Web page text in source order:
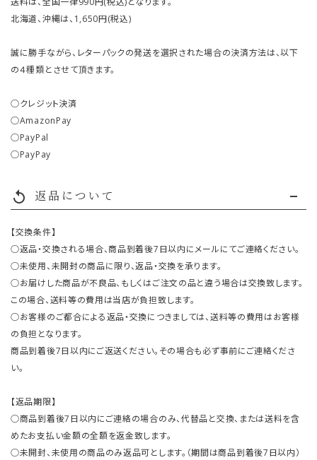
北海道、沖縄は、1,650円(税込)
誠に勝手ながら、レターパックの発送を選択された場合の決済方法は、以下
の４種類とさせて頂きます。
○クレジット決済
○AmazonPay
○PayPal
○PayPay
replay 返品について
【交換条件】
○返品・交換される場合、商品到着後7日以内にメールにてご連絡ください。
○未使用、未開封の商品に限り、返品・交換を承ります。
○お届けした商品が不良品、もしくはご注文の品と違う場合は交換致します。
この場合、送料等の費用は当店が負担致します。
○お客様のご都合による返品・交換につきましては、送料等の費用はお客様
の負担となります。
商品到着後7日以内にご返送ください。その場合も必ず事前にご連絡くださ
い。
【返品期限】
○商品到着後7日以内にご連絡の場合のみ、代替品と交換、または送料を含
めたお支払い金額の全額を返金致します。
○未開封、未使用の商品のみ返品可とします。（期間は商品到着後7日以内）